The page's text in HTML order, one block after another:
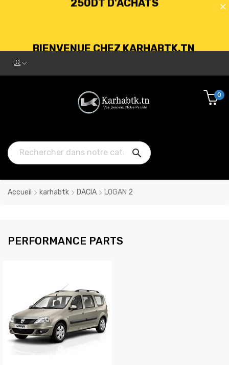
LIVRAISON GRATUITE À PARTIR DE

0
Accueil karhabtk DACIA LOGAN 2
PERFORMANCE PARTS